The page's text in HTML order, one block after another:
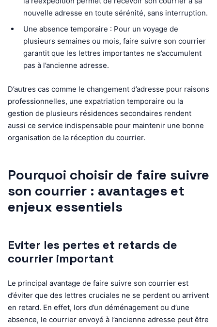
nouvelle adresse en toute sérénité, sans interruption.
Une absence temporaire : Pour un voyage de
plusieurs semaines ou mois, faire suivre son courrier
garantit que les lettres importantes ne s’accumulent
pas à l’ancienne adresse.
D’autres cas comme le changement d’adresse pour raisons
professionnelles, une expatriation temporaire ou la
gestion de plusieurs résidences secondaires rendent
aussi ce service indispensable pour maintenir une bonne
organisation de la réception du courrier.
Pourquoi choisir de faire suivre
son courrier : avantages et
enjeux essentiels
Eviter les pertes et retards de
courrier important
Le principal avantage de faire suivre son courrier est
d’éviter que des lettres cruciales ne se perdent ou arrivent
en retard. En effet, lors d’un déménagement ou d’une
absence, le courrier envoyé à l’ancienne adresse peut être